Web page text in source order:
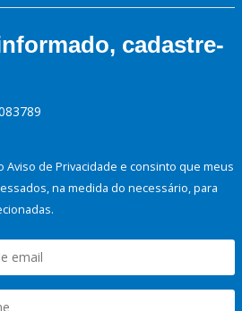
cadastre-
Aviso de Privacidade e consinto que meus
na medida do necessário, para